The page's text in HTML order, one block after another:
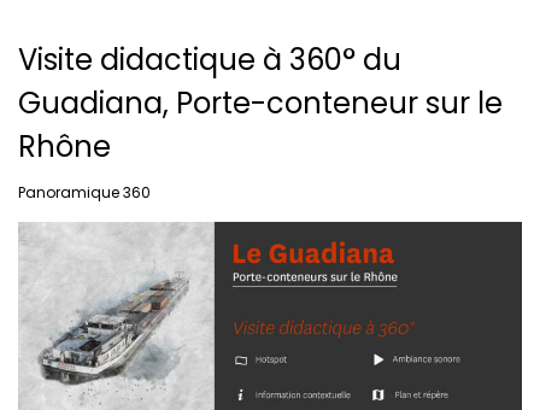
Visite didactique à 360° du
Guadiana, Porte-conteneur sur le
Rhône
Panoramique 360